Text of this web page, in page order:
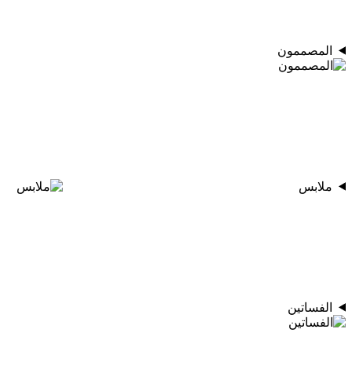
المصممون
ملابس
الفساتين